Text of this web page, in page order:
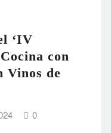
‘IV
con
Vinos de
0